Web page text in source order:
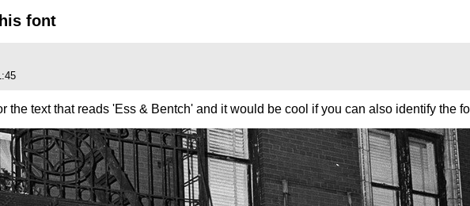
font
the text that reads 'Ess & Bentch' and it would be cool if you can also identify the